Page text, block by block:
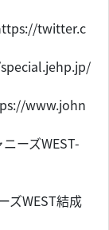
twitter.c
www.john
ーズWEST-
ズWEST結成